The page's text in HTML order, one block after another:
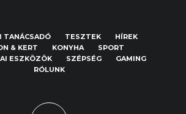
TANÁCSADÓ TESZTEK
HÍREK
& KERT
KONYHA
SPORT
ESZKÖZÖK
SZÉPSÉG
GAMING
RÓLUNK